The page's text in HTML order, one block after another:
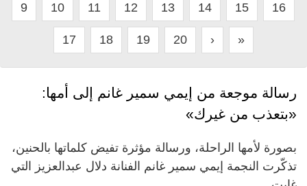
9 10 11 12 13 14 15 16
17 18 19 20 › »
رسالة موجعة من إيمي سمير غانم إلى أمها:
«بتعذب من غيرك»
بصورة لأمها الراحلة، ورسالة مؤثرة تفيض كلماتها بالحنين،
تذكّرت النجمة إيمي سمير غانم الفنانة دلال عبدالعزيز التي